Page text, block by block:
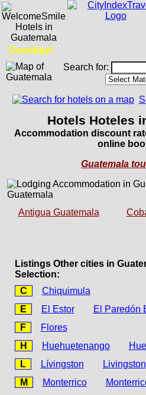
Goodday!
Search for:
Hotels Hoteles
Accommodation discount
online
Guatemala
Guatemala
Antigua Guatemala
Listings Other cities in
Selection:
C
Chiquimula
E
El Estor
El Paredón
F
Flores
H
Huehuetenango
L
Lívingston
Livingston
M
Monterrico